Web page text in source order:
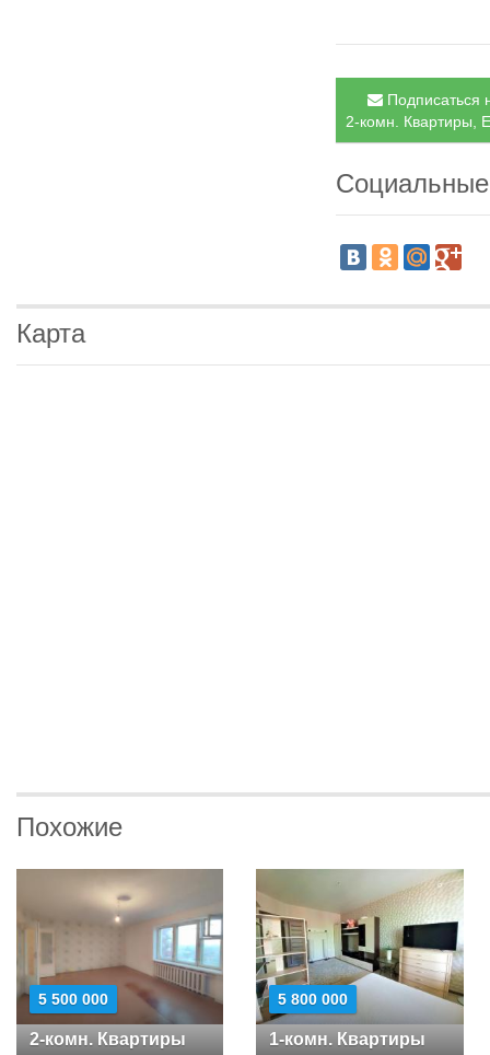
Подписаться
2-комн. Квартиры,
Карта
Похожие
5 500 000
2-комн. Квартиры
5 800 000
1-комн. Квартиры